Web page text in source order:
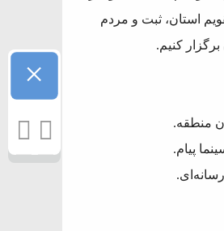
استان، ثبت و مردم
کنیم.
×